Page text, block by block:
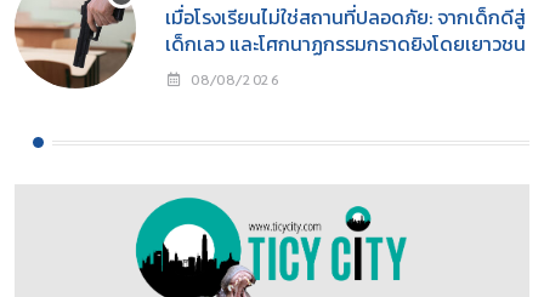
เมื่อโรงเรียนไม่ใช่สถานที่ปลอดภัย: จากเด็กดีสู่
เด็กเลว และโศกนาฏกรรมกราดยิงโดยเยาวชน
08/08/2026